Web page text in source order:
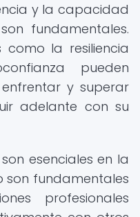
y la capacidad
fundamentales.
la resiliencia
pueden
y superar
adelante con su
esenciales en la
son fundamentales
profesionales